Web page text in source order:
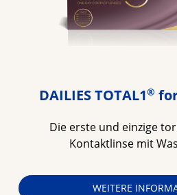
DAILIES TOTAL1®
Die erste und einzige
Kontaktlinse mit
WEITERE